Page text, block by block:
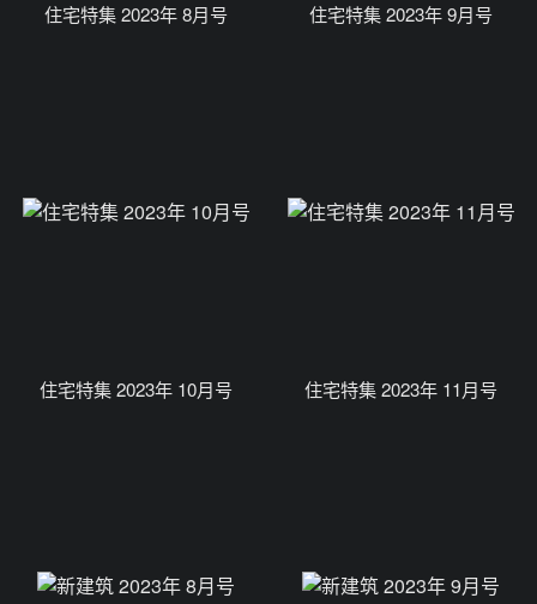
住宅特集 2023年 8月号 住宅特集 2023年 9月号
住宅特集 2023年 10月号 住宅特集 2023年 11月号